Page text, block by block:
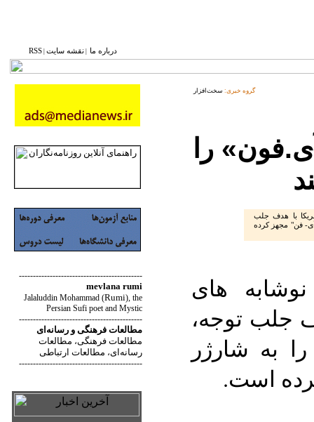
درباره ما نقشه ‌سایت RSS
--------------------------------------------
mevlana rumi
Jalaluddin Mohammad (Rumi), the
Persian Sufi poet and Mystic
--------------------------------------------
مطالعات فرهنگی و رسانه‌ای
مطالعات فرهنگی، مطالعات
رسانه‌ای، مطالعات ارتباطی
--------------------------------------------
گروه خبری: سخت‌افزار
را
با هدف جلب
فن" مجهز کرده
های
جلب توجه،
به شارژر
است.